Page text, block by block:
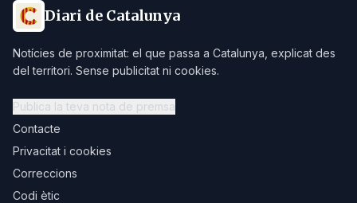
Diari de Catalunya
Notícies de proximitat: el que passa a Catalunya, explicat des
del territori. Sense publicitat ni cookies.
Publica la teva nota de premsa
Contacte
Privacitat i cookies
Correccions
Codi ètic